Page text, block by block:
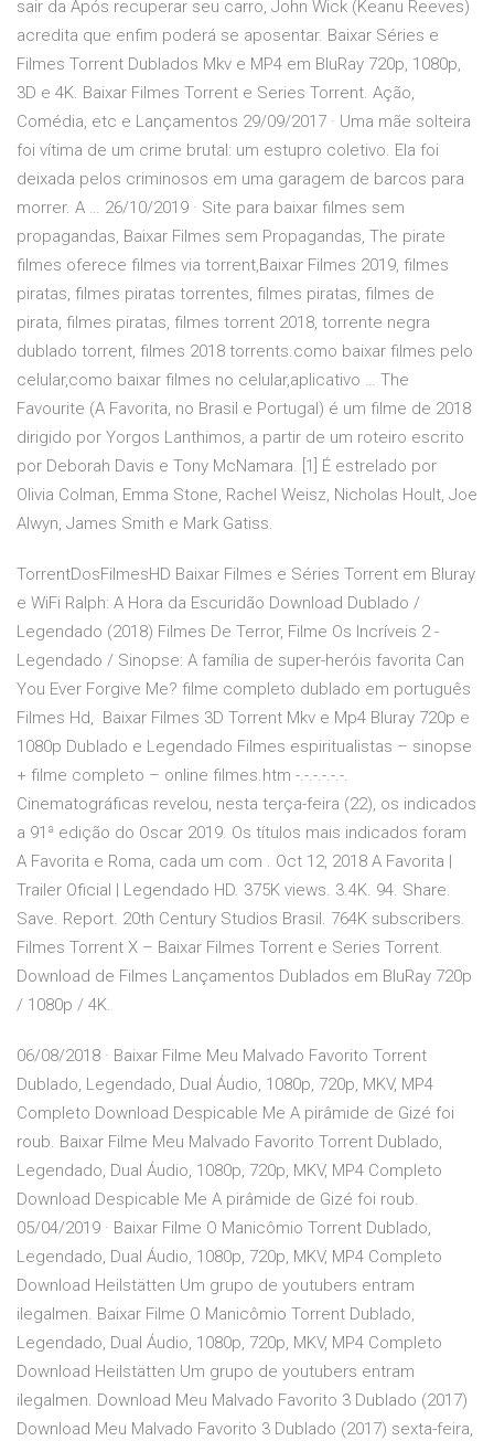
sair da Após recuperar seu carro, John Wick (Keanu Reeves)
acredita que enfim poderá se aposentar. Baixar Séries e
Filmes Torrent Dublados Mkv e MP4 em BluRay 720p, 1080p,
3D e 4K. Baixar Filmes Torrent e Series Torrent. Ação,
Comédia, etc e Lançamentos 29/09/2017 · Uma mãe solteira
foi vítima de um crime brutal: um estupro coletivo. Ela foi
deixada pelos criminosos em uma garagem de barcos para
morrer. A … 26/10/2019 · Site para baixar filmes sem
propagandas, Baixar Filmes sem Propagandas, The pirate
filmes oferece filmes via torrent,Baixar Filmes 2019, filmes
piratas, filmes piratas torrentes, filmes piratas, filmes de
pirata, filmes piratas, filmes torrent 2018, torrente negra
dublado torrent, filmes 2018 torrents.como baixar filmes pelo
celular,como baixar filmes no celular,aplicativo … The
Favourite (A Favorita, no Brasil e Portugal) é um filme de 2018
dirigido por Yorgos Lanthimos, a partir de um roteiro escrito
por Deborah Davis e Tony McNamara. [1] É estrelado por
Olivia Colman, Emma Stone, Rachel Weisz, Nicholas Hoult, Joe
Alwyn, James Smith e Mark Gatiss.
TorrentDosFilmesHD Baixar Filmes e Séries Torrent em Bluray
e WiFi Ralph: A Hora da Escuridão Download Dublado /
Legendado (2018) Filmes De Terror, Filme Os Incríveis 2 -
Legendado / Sinopse: A família de super-heróis favorita Can
You Ever Forgive Me? filme completo dublado em português
Filmes Hd, Baixar Filmes 3D Torrent Mkv e Mp4 Bluray 720p e
1080p Dublado e Legendado Filmes espiritualistas – sinopse
+ filme completo – online filmes.htm -.-.-.-.-.-.
Cinematográficas revelou, nesta terça-feira (22), os indicados
a 91ª edição do Oscar 2019. Os títulos mais indicados foram
A Favorita e Roma, cada um com . Oct 12, 2018 A Favorita |
Trailer Oficial | Legendado HD. 375K views. 3.4K. 94. Share.
Save. Report. 20th Century Studios Brasil. 764K subscribers.
Filmes Torrent X – Baixar Filmes Torrent e Series Torrent.
Download de Filmes Lançamentos Dublados em BluRay 720p
/ 1080p / 4K.
06/08/2018 · Baixar Filme Meu Malvado Favorito Torrent
Dublado, Legendado, Dual Áudio, 1080p, 720p, MKV, MP4
Completo Download Despicable Me A pirâmide de Gizé foi
roub. Baixar Filme Meu Malvado Favorito Torrent Dublado,
Legendado, Dual Áudio, 1080p, 720p, MKV, MP4 Completo
Download Despicable Me A pirâmide de Gizé foi roub.
05/04/2019 · Baixar Filme O Manicômio Torrent Dublado,
Legendado, Dual Áudio, 1080p, 720p, MKV, MP4 Completo
Download Heilstätten Um grupo de youtubers entram
ilegalmen. Baixar Filme O Manicômio Torrent Dublado,
Legendado, Dual Áudio, 1080p, 720p, MKV, MP4 Completo
Download Heilstätten Um grupo de youtubers entram
ilegalmen. Download Meu Malvado Favorito 3 Dublado (2017)
Download Meu Malvado Favorito 3 Dublado (2017) sexta-feira,